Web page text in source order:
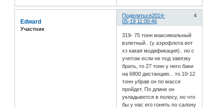
Поделиться 4
2014-
05-19 11:00:46
Edward
Участник
319- 75 тонн максимальный
взлетный.. (у аэрофлота вот
хз какая модификация).. но с
учетом если не под завязку
брать, то 27 тонн у него баки
на 6800 дистанцию... то 10-12
тонн убрав он по массе
пройдет. По длине он
укладывется в полосу, но что
бы у нас его гонять по салону